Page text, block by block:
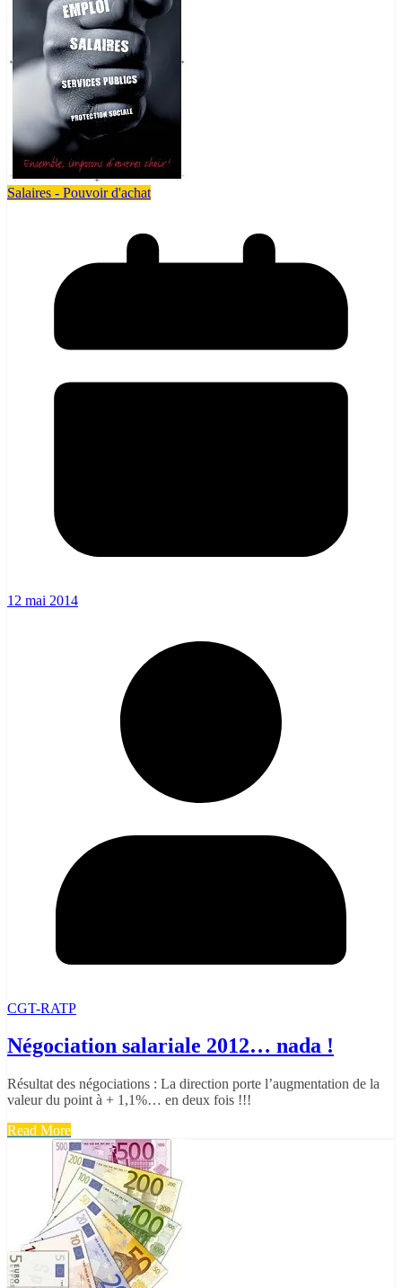
Salaires - Pouvoir d'achat
12 mai 2014
CGT-RATP
Négociation salariale 2012… nada !
Résultat des négociations : La direction porte l’augmentation de la
valeur du point à + 1,1%… en deux fois !!!
Read More